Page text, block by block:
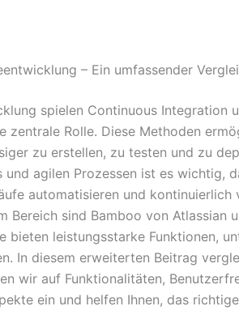
– Ein umfassender
spielen Continuous Integration
zentrale Rolle. Diese Methoden
zu erstellen, zu testen und zu
und agilen Prozessen ist es wichtig,
automatisieren und kontinuierlich
Bereich sind Bamboo von Atlassian
bieten leistungsstarke Funktionen,
In diesem erweiterten Beitrag
wir auf Funktionalitäten,
ein und helfen Ihnen, das